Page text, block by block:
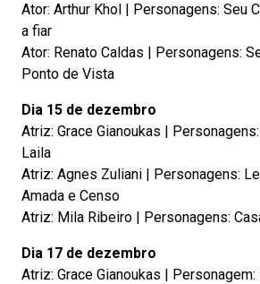
Ator: Arthur Khol | Personagens: Seu
a fiar
Ator: Renato Caldas | Personagens:
Ponto de Vista
Dia 15 de dezembro
Atriz: Grace Gianoukas |
Laila
Atriz: Agnes Zuliani | Personagens:
Amada e Censo
Atriz: Mila Ribeiro | Personagens:
Dia 17 de dezembro
Atriz: Grace Gianoukas |